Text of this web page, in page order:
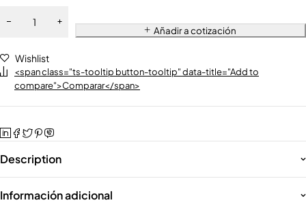
Añadir a cotización
Wishlist
<span class="ts-tooltip button-tooltip" data-title="Add to
compare">Comparar</span>
Description
Información adicional